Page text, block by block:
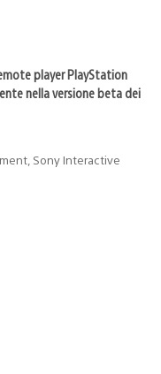
player PlayStation
nella versione beta dei
Sony Interactive